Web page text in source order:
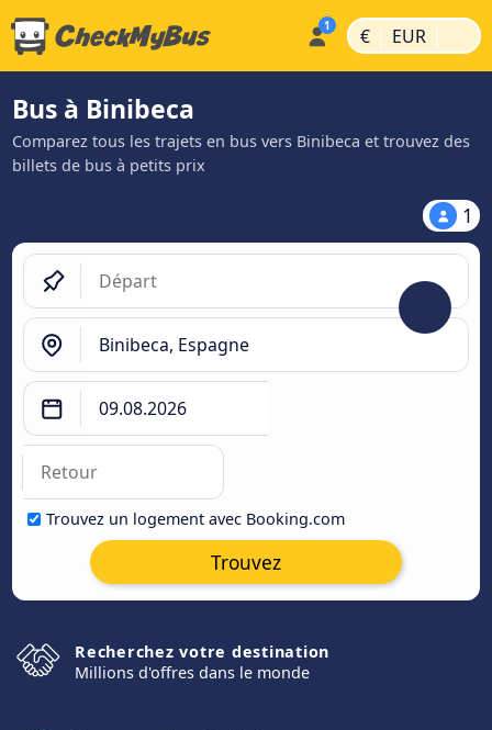
€ | EUR |
Bus à Binibeca
Comparez tous les trajets en bus vers Binibeca et trouvez des
billets de bus à petits prix
1
Trouvez un logement avec Booking.com
Trouvez
Recherchez votre destination
Millions d'offres dans le monde